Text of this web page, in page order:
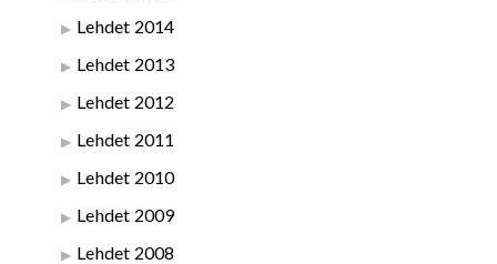
Lehdet 2014
Lehdet 2013
Lehdet 2012
Lehdet 2011
Lehdet 2010
Lehdet 2009
Lehdet 2008